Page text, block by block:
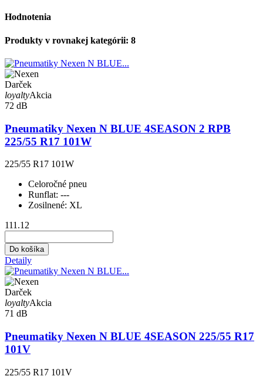
Hodnotenia
Produkty v rovnakej kategórii: 8
Darček
loyaltyAkcia
72 dB
Pneumatiky Nexen N BLUE 4SEASON 2 RPB
225/55 R17 101W
225/55 R17 101W
Celoročné pneu
Runflat: ---
Zosilnené: XL
111.12
Do košíka
Detaily
Darček
loyaltyAkcia
71 dB
Pneumatiky Nexen N BLUE 4SEASON 225/55 R17
101V
225/55 R17 101V